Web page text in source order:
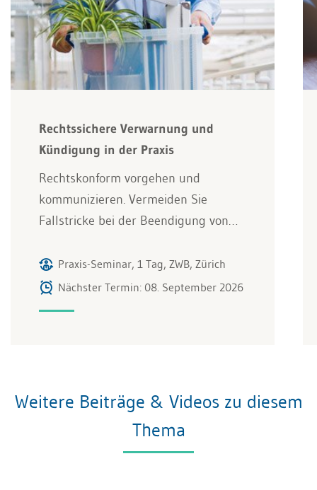
Rechtssichere Verwarnung und
Kündigung in der Praxis
Rechtskonform vorgehen und
kommunizieren. Vermeiden Sie
Fallstricke bei der Beendigung von…
Praxis-Seminar, 1 Tag, ZWB, Zürich
Nächster Termin: 08. September 2026
Weitere Beiträge & Videos zu diesem
Thema